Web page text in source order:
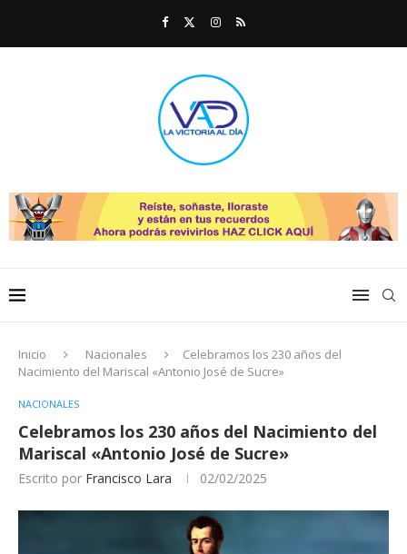
Inicio Nacionales
Celebramos los 230 años del
Nacimiento del Mariscal «Antonio José de Sucre»
NACIONALES
Celebramos los 230 años del Nacimiento del
Mariscal «Antonio José de Sucre»
Escrito por Francisco Lara 02/02/2025